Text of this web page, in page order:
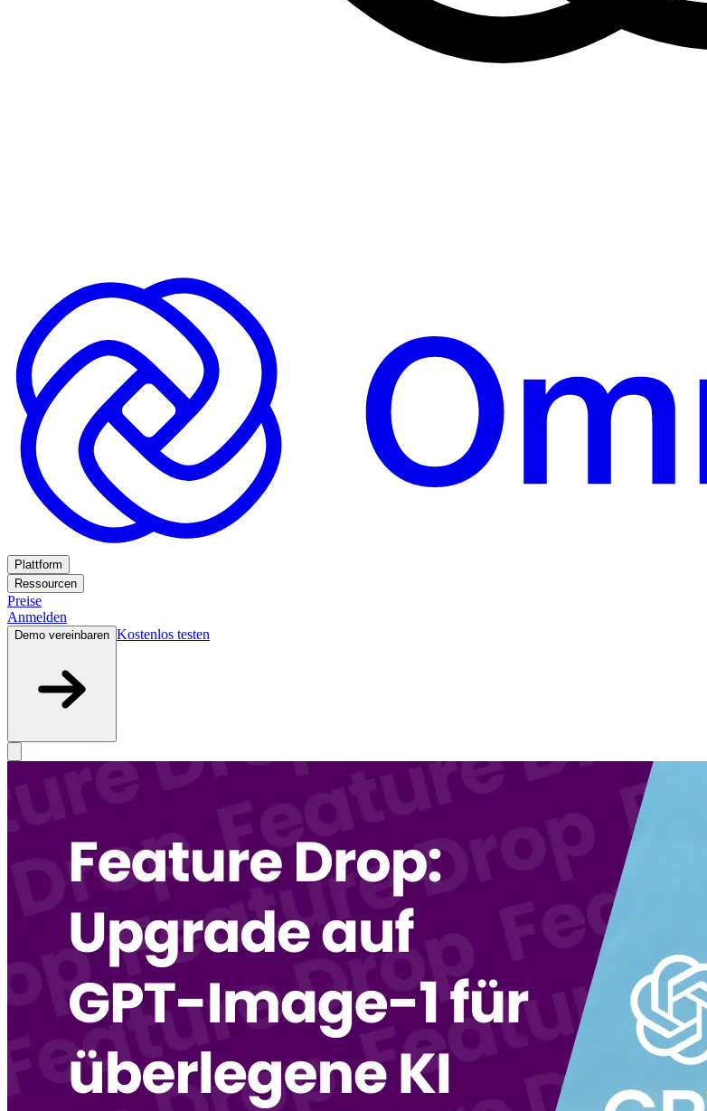
Plattform
Ressourcen
Preise
Anmelden
Demo vereinbaren Kostenlos testen